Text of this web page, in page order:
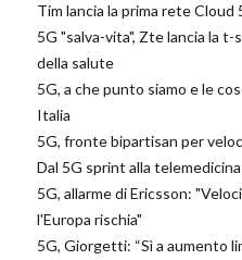
Tim lancia la prima rete Cloud
5G "salva-vita", Zte lancia la
della salute
5G, a che punto siamo e le
Italia
5G, fronte bipartisan per
Dal 5G sprint alla
5G, allarme di Ericsson:
l'Europa rischia"
5G, Giorgetti: “Sì a aumento